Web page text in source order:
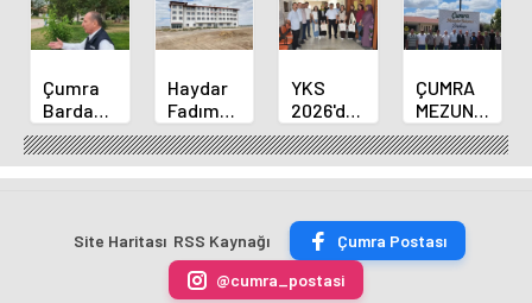
Çumra
Bardakçı
Parkında
Yürüyüş
Yolu İçin
Haydar
Fadım
Kocaer
Fen
Lisesi
Gelindi
YKS
2026'da
Derece
Alan
Öğrenciler
İlçe Milli
Eğitim
Müdürünü
Ziyaret
ÇUMRA
MEZUNLAR
İKİNCİ
HAFTASINDA
BİR
ARAYA
GELDİ
Site Haritası RSS Kaynağı
Çumra Postası
@cumra_postasi